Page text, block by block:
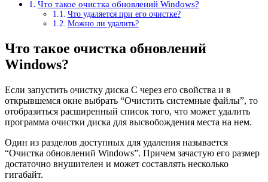
Что такое очистка обновлений Windows?
Что удаляется при его очистке?
Можно ли удалить?
Что такое очистка обновлений
Windows?
Если запустить очистку диска C через его свойства и в
открывшемся окне выбрать “Очистить системные файлы”, то
отобразиться расширенный список того, что может удалить
программа очистки диска для высвобождения места на нем.
Один из разделов доступных для удаления называется
“Очистка обновлений Windows”. Причем зачастую его размер
достаточно внушителен и может составлять несколько
гигабайт.